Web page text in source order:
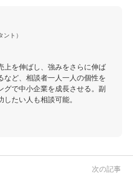
ント）
上を伸ばし、強みをさらに伸ば
など、相談者一人一人の個性を
グで中小企業を成長させる。副
たい人も相談可能。
次の記事